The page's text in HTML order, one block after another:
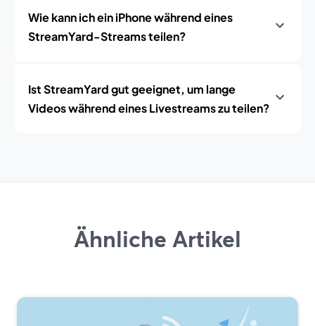
Wie kann ich ein iPhone während eines
StreamYard-Streams teilen?
Ist StreamYard gut geeignet, um lange
Videos während eines Livestreams zu teilen?
Ähnliche Artikel